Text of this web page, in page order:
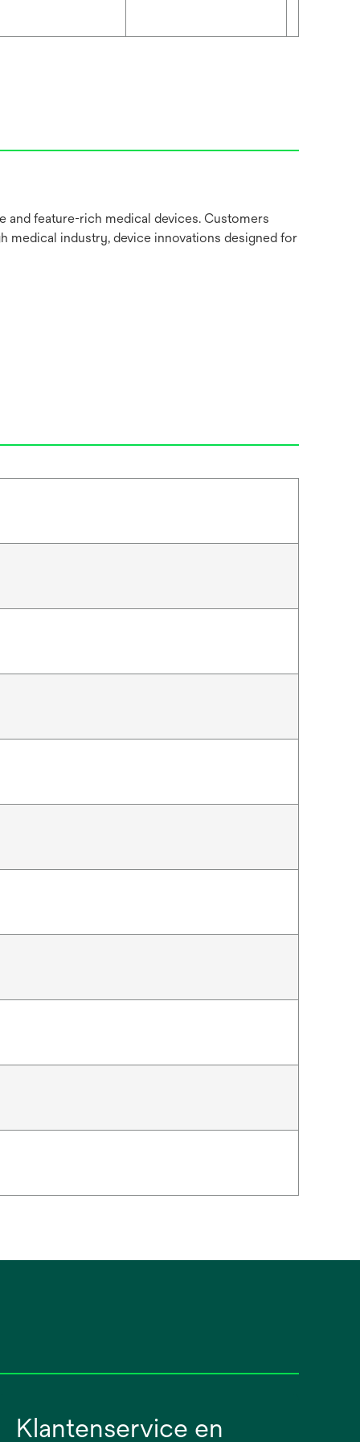
and feature-rich medical devices. Customers
medical industry, device innovations designed for
Klantenservice en